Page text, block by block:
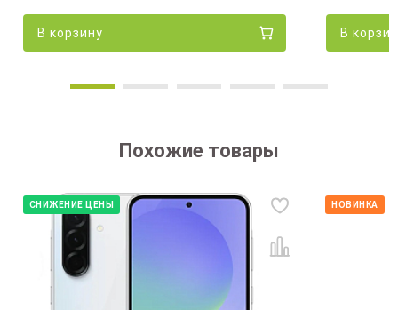
В корзину В
Похожие товары
СНИЖЕНИЕ ЦЕНЫ НОВИНКА